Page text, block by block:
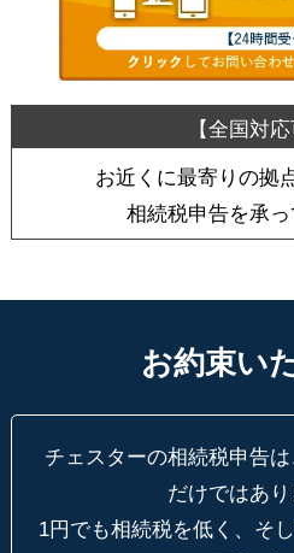
お近くに最寄りの拠
相続税申告を承っ
お約束い
チェスターの相続税申告
だけではあり
1円でも相続税を低く、そ